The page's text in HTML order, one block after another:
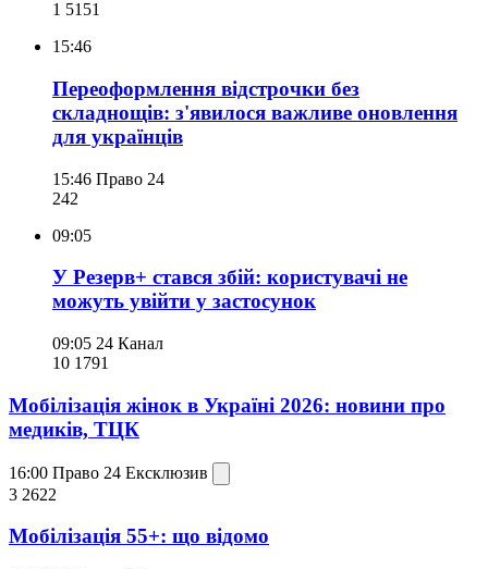
1 5151
15:46
Переоформлення відстрочки без
складнощів: з'явилося важливе оновлення
для українців
15:46 Право 24
242
09:05
У Резерв+ стався збій: користувачі не
можуть увійти у застосунок
09:05 24 Канал
10 1791
Мобілізація жінок в Україні 2026: новини про
медиків, ТЦК
16:00 Право 24 Ексклюзив
3 2622
Мобілізація 55+: що відомо